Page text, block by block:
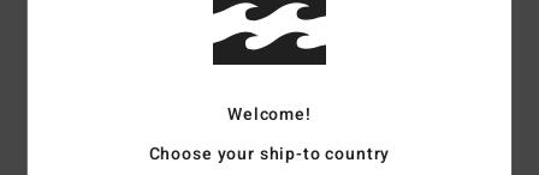
sarga de algodón de 8,3 oz.
gorro de pescador reversible
Etiqueta con el logo en ambos lados
Welcome!
Choose your ship-to country